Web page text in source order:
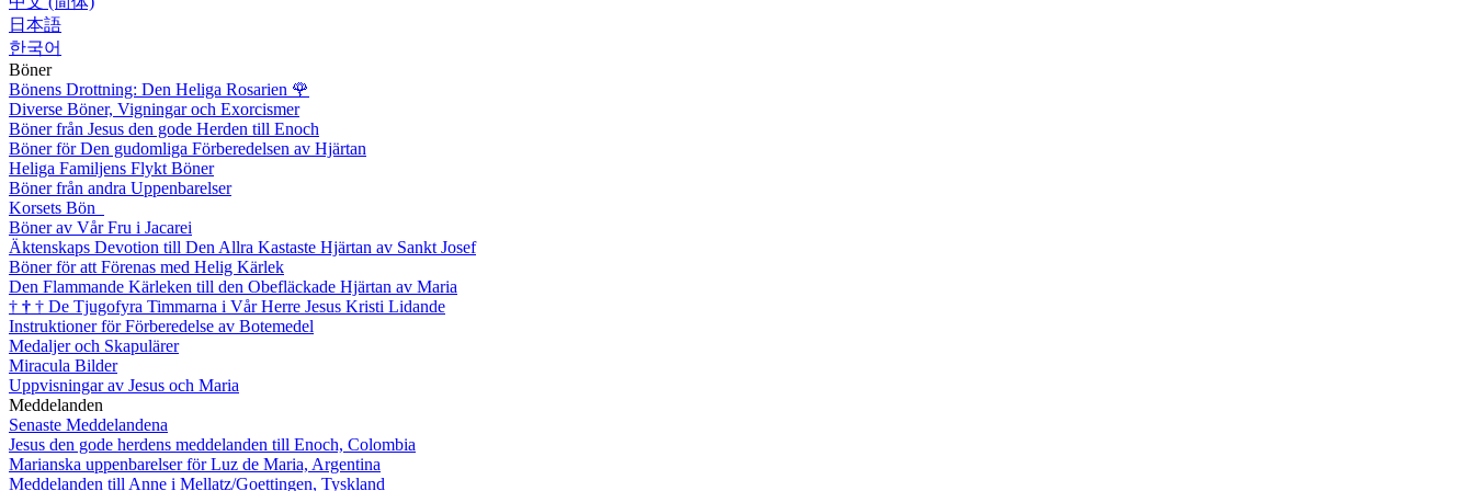
日本語
한국어
Böner
Bönens Drottning: Den Heliga Rosarien 🌹
Diverse Böner, Vigningar och Exorcismer
Böner från Jesus den gode Herden till Enoch
Böner för Den gudomliga Förberedelsen av Hjärtan
Heliga Familjens Flykt Böner
Böner från andra Uppenbarelser
Korsets Bön
Böner av Vår Fru i Jacarei
Äktenskaps Devotion till Den Allra Kastaste Hjärtan av Sankt Josef
Böner för att Förenas med Helig Kärlek
Den Flammande Kärleken till den Obefläckade Hjärtan av Maria
† † † De Tjugofyra Timmarna i Vår Herre Jesus Kristi Lidande
Instruktioner för Förberedelse av Botemedel
Medaljer och Skapulärer
Miracula Bilder
Uppvisningar av Jesus och Maria
Meddelanden
Senaste Meddelandena
Jesus den gode herdens meddelanden till Enoch, Colombia
Marianska uppenbarelser för Luz de Maria, Argentina
Meddelanden till Anne i Mellatz/Goettingen, Tyskland